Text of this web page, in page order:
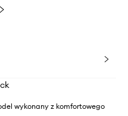
wykonany z komfortowego